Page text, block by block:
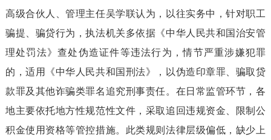
高级合伙人、管理主任吴学联认为，以往实务中，针对职工
骗提、骗贷行为，执法机关多依据《中华人民共和国治安管
理处罚法》查处伪造证件等违法行为，情节严重涉嫌犯罪
的，适用《中华人民共和国刑法》，以伪造印章罪、骗取贷
款罪及其他诈骗类罪名追究刑事责任。在日常监管环节，各
地主要依托地方性规范性文件，采取追回违规资金、限制公
积金使用资格等管控措施。此类规则法律层级偏低，缺少上